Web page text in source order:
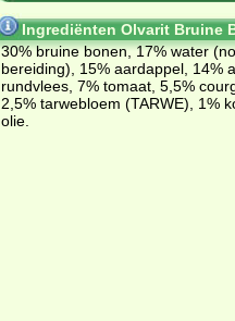
Ingrediënten Olvarit Bruine
30% brui­ne bo­nen, 17% wa­ter
be­rei­ding), 15% aard­ap­pel, 14%
rund­vlees, 7% to­maat, 5,5%
2,5% tar­webloem (TAR­WE), 1%
olie.